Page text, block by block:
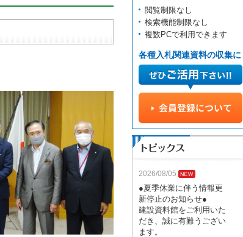
閲覧制限なし
検索機能制限なし
複数PCで利用できます
各種入札関連資料の収集に
2026/08/05
●夏季休業に伴う情報更
新停止のお知らせ●
建設資料館をご利用いた
だき、誠に有難うござい
ます。